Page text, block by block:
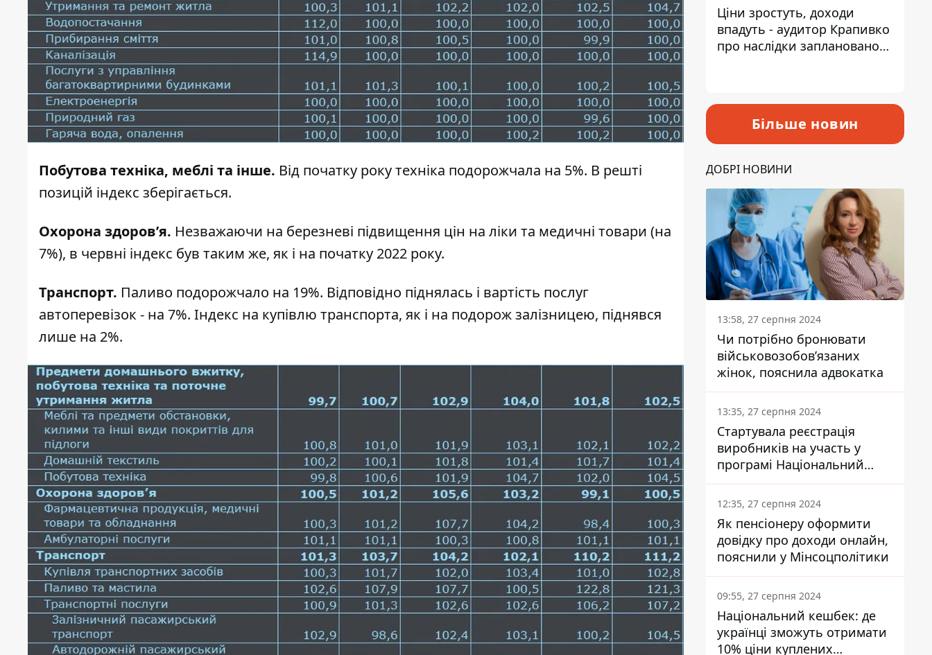
Побутова техніка, меблі та інше. Від початку року техніка подорожчала на 5%. В решті
позицій індекс зберігається.
Охорона здоров’я. Незважаючи на березневі підвищення цін на ліки та медичні товари (на
7%), в червні індекс був таким же, як і на початку 2022 року.
Транспорт. Паливо подорожчало на 19%. Відповідно піднялась і вартість послуг
автоперевізок - на 7%. Індекс на купівлю транспорта, як і на подорож залізницею, піднявся
лише на 2%.
Ціни зростуть, доходи
впадуть - аудитор Крапивко
про наслідки запланованого
Більше новин
ДОБРІ НОВИНИ
13:58, 27 серпня 2024
Чи потрібно бронювати
військовозобов’язаних
жінок, пояснила адвокатка
13:35, 27 серпня 2024
Стартувала реєстрація
виробників на участь у
програмі Національний
кешбек: як це зробити
через портал Дія
12:35, 27 серпня 2024
Як пенсіонеру оформити
довідку про доходи онлайн,
пояснили у Мінсоцполітики
09:55, 27 серпня 2024
Національний кешбек: де
українці зможуть отримати
10% ціни куплених